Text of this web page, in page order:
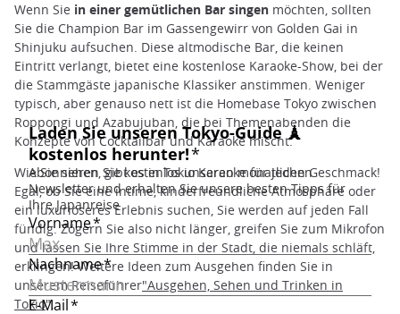
Wenn Sie in einer gemütlichen Bar singen möchten, sollten
Sie die Champion Bar im Gassengewirr von Golden Gai in
Shinjuku aufsuchen. Diese altmodische Bar, die keinen
Eintritt verlangt, bietet eine kostenlose Karaoke-Show, bei der
die Stammgäste japanische Klassiker anstimmen. Weniger
typisch, aber genauso nett ist die Homebase Tokyo zwischen
Roppongi und Azabujuban, die bei Themenabenden die
Konzepte von Cocktailbar und Karaoke mischt.
Wie Sie sehen, gibt es in Tokio Karaoke für jeden Geschmack!
Egal, ob Sie eine intime, kinderfreundliche Atmosphäre oder
ein luxuriöseres Erlebnis suchen, Sie werden auf jeden Fall
fündig. Zögern Sie also nicht länger, greifen Sie zum Mikrofon
und lassen Sie Ihre Stimme in der Stadt, die niemals schläft,
erklingen! Weitere Ideen zum Ausgehen finden Sie in
unserem Reiseführer"Ausgehen, Sehen und Trinken in
Tokio".